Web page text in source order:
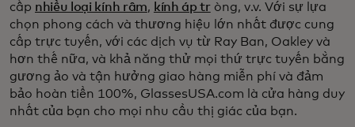
cấp nhiều loại kính râm, kính áp tròng, v.v. Với sự lựa
chọn phong cách và thương hiệu lớn nhất được cung
cấp trực tuyến, với các dịch vụ từ Ray Ban, Oakley và
hơn thế nữa, và khả năng thử mọi thứ trực tuyến bằng
gương ảo và tận hưởng giao hàng miễn phí và đảm
bảo hoàn tiền 100%, GlassesUSA.com là cửa hàng duy
nhất của bạn cho mọi nhu cầu thị giác của bạn.